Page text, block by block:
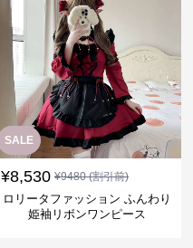
SALE
¥8,530 ¥9480(割引前)
ロリータファッション ふんわり
姫袖リボンワンピース